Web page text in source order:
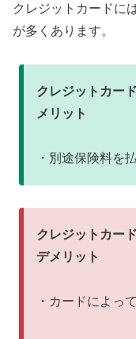
クレジットカードに
が多くあります。
クレジットカー
メリット
・別途保険料を
クレジットカー
デメリット
・カードによっ